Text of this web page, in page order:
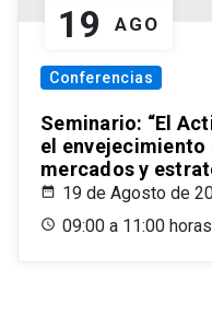
19 AGO
Conferencias
Seminario: “El
el
mercados y
19 de Agosto de
09:00 a 11:00 horas